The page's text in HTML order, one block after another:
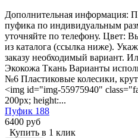
Дополнительная информация:
пуфика по индивидуальным
уточняйте по телефону. Цвет:
из каталога (ссылка ниже).
заказу необходимый вариант.
Экокожа Ткань Варианты
№6 Пластиковые колесики,
<img id="img-55975940"
200px; height:...
Пуфик 188
6400 руб
Купить в 1 клик